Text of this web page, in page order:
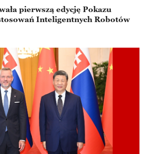
pierwszą edycję Pokazu
Inteligentnych Robotów